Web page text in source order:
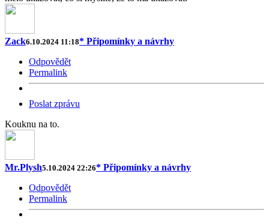
Zack6.10.2024 11:18* Připomínky a návrhy
Odpovědět
Permalink
Poslat zprávu
Kouknu na to.
Mr.Plysh5.10.2024 22:26* Připomínky a návrhy
Odpovědět
Permalink